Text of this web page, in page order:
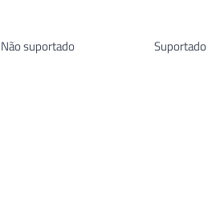
Não suportado Suportado